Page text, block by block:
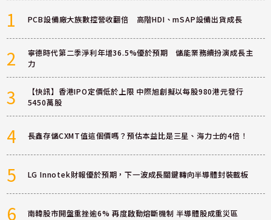
1 PCB設備廠大族數控營收翻倍 高階HDI、mSAP設備出貨成長
2
寧德時代第二季淨利年增36.5%優於預期 儲能業務續扮演成長主
力
3
【快訊】香港IPO定價低於上限 中際旭創擬以每股980港元發行
5450萬股
4 長鑫存儲CXMT值這個價嗎？預估本益比是三星、海力士的4倍！
5 LG Innotek財報優於預期，下一波成長關鍵轉向半導體封裝載板
6 南韓股市開盤重挫逾6% 再度啟動熔斷機制 半導體股成重災區